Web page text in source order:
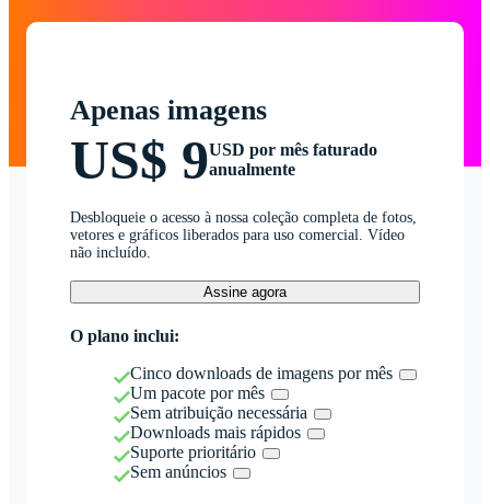
Apenas imagens
US$ 9USD por mês faturado
anualmente
Desbloqueie o acesso à nossa coleção completa de fotos,
vetores e gráficos liberados para uso comercial. Vídeo
não incluído.
Assine agora
O plano inclui:
Cinco downloads de imagens por mês
Um pacote por mês
Sem atribuição necessária
Downloads mais rápidos
Suporte prioritário
Sem anúncios